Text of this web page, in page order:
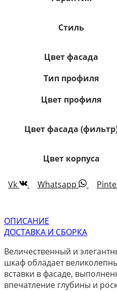
Стиль
Цвет фасада
Тип профиля
Цвет профиля
Цвет фасада
Цвет корпуса
Vk Whatsapp
ОПИСАНИЕ
ДОСТАВКА И СБОРКА
Величественный и
шкаф обладает
вставки в фасаде,
впечатление глубины и